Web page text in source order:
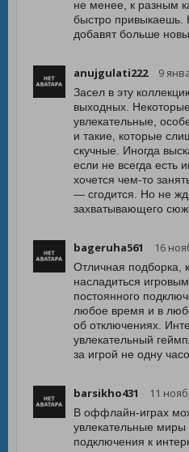
не менее, к разным
быстро привыкаешь.
добавят больше
anujgulati222 9
Засел в эту
выходных.
увлекательные,
и такие, которые
скучные. Иногда
если не всегда есть
хочется чем-то
— сгодится. Но не
захватывающего
bageruha561 16
Отличная подборка,
насладиться
постоянного
любое время и в
об отключениях.
увлекательный
за игрой не одну
barsikho431 11
В оффлайн-играх
увлекательные миры
подключения к